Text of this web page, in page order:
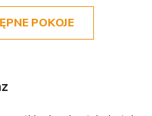
POKOJE